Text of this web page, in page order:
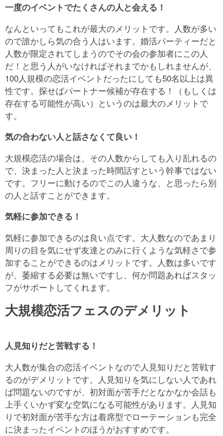
一度のイベントでたくさんの人と会える！
なんといってもこれが最大のメリットです。人数が多い
ので誰かしら気の合う人はいます。婚活パーティーだと
人数が限定されてしまうのでその会の参加者にこの人
だ！と思う人がいなければそれまでかもしれませんが、
100人規模の恋活イベントだったにしても50名以上は異
性です。探せばパートナー候補が存在する！（もしくは
存在する可能性が高い）というのは最大のメリットで
す。
気の合わない人と話さなくて良い！
大規模恋活の場合は、その人数からしても入り乱れるの
で、決まった人と決まった時間話すという幹事ではない
です。フリーに動けるのでこの人違うな、と思ったら別
の人と話すことができます。
気軽に参加できる！
気軽に参加できるのは良い点です。大人数なのであまり
周りの目を気にせず友達とのみに行くような気軽さで参
加することができるのはメリットです。人数は多いです
が、萎縮する必要は無いですし、何か問題あればスタッ
フがサポートしてくれます。
大規模恋活フェスのデメリット
人見知りだと苦戦する！
大人数が集合の恋活イベントなので人見知りだと苦戦す
るのがデメリットです。人見知りを気にしない人であれ
ば問題ないのですが、初対面が苦手だとなかなか会話も
上手くいかず変な空気になる可能性があります。人見知
りで初対面が苦手な方は着席型でローテーションも完全
に決まったイベントのほうがおすすめです。